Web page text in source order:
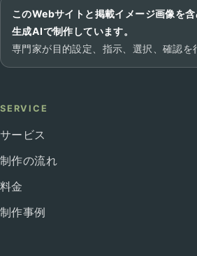
このWebサイトと掲載イメージ画像を
生成AIで制作しています。
専門家が目的設定、指示、選択、確認を
SERVICE
サービス
制作の流れ
料金
制作事例